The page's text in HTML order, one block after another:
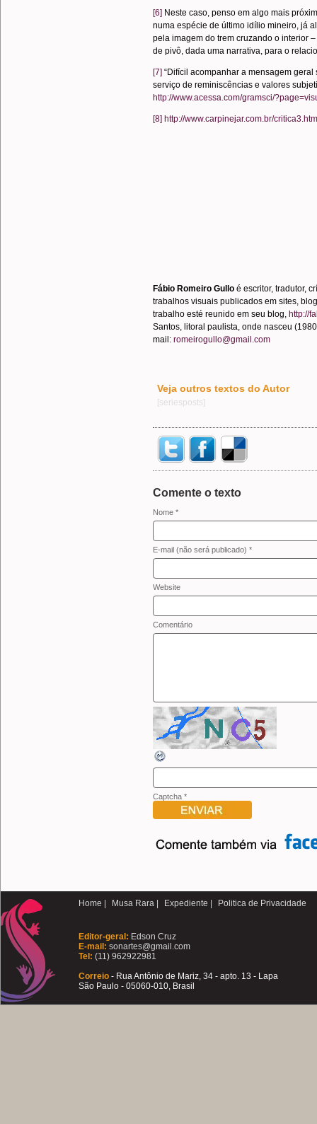
[6] Neste caso, penso em algo mais
numa espécie de último idílio mineiro, já
pela imagem do trem cruzando o interior
de pivô, dada uma narrativa, para o
[7] “Difícil acompanhar a mensagem
serviço de reminiscências e valores
http://www.acessa.com/gramsci/
[8] http://www.carpinejar.com.br/critica3.htm
Fábio Romeiro Gullo é escritor, tradutor,
trabalhos visuais publicados em sites,
trabalho esté reunido em seu blog, http://
Santos, litoral paulista, onde nasceu
mail: romeirogullo@gmail.com
Veja outros textos do Autor
[seriesposts]
Comente o texto
Nome *
E-mail (não será publicado) *
Website
Comentário
Captcha *
Home | Musa Rara | Expediente | Politica de Privacidade
Editor-geral: Edson Cruz
E-mail: sonartes@gmail.com
Tel: (11) 962922981
Correio - Rua Antônio de Mariz, 34 - apto. 13 - Lapa
São Paulo - 05060-010, Brasil